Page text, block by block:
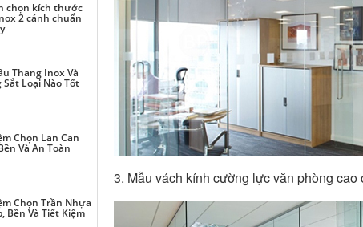
3. Mẫu vách kính cường lực văn phòng cao
chọn kích thước
2 cánh chuẩn
Thang Inox Và
Sắt Loại Nào Tốt
Chọn Lan Can
Và An Toàn
Chọn Trần Nhựa
Bền Và Tiết Kiệm